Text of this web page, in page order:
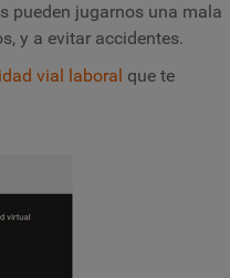
pueden jugarnos una mala
y a evitar accidentes.
vial laboral que te